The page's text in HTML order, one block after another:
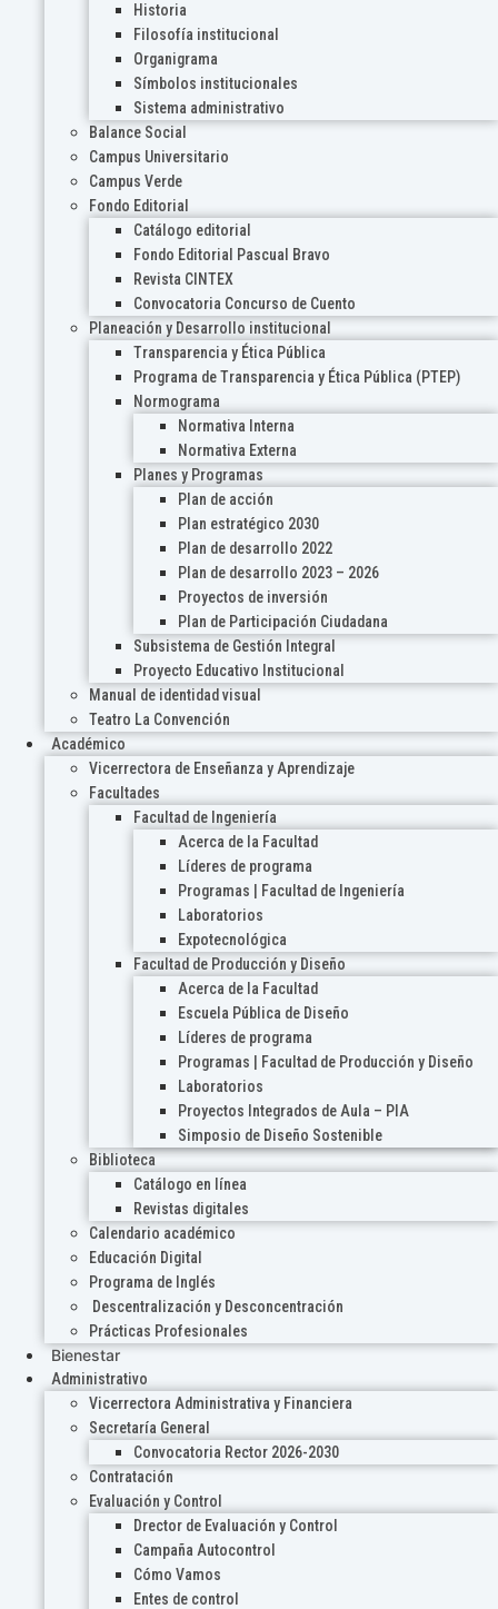
Historia
Filosofía institucional
Organigrama
Símbolos institucionales
Sistema administrativo
Balance Social
Campus Universitario
Campus Verde
Fondo Editorial
Catálogo editorial
Fondo Editorial Pascual Bravo
Revista CINTEX
Convocatoria Concurso de Cuento
Planeación y Desarrollo institucional
Transparencia y Ética Pública
Programa de Transparencia y Ética Pública (PTEP)
Normograma
Normativa Interna
Normativa Externa
Planes y Programas
Plan de acción
Plan estratégico 2030
Plan de desarrollo 2022
Plan de desarrollo 2023 – 2026
Proyectos de inversión
Plan de Participación Ciudadana
Subsistema de Gestión Integral
Proyecto Educativo Institucional
Manual de identidad visual
Teatro La Convención
Académico
Vicerrectora de Enseñanza y Aprendizaje
Facultades
Facultad de Ingeniería
Acerca de la Facultad
Líderes de programa
Programas | Facultad de Ingeniería
Laboratorios
Expotecnológica
Facultad de Producción y Diseño
Acerca de la Facultad
Escuela Pública de Diseño
Líderes de programa
Programas | Facultad de Producción y Diseño
Laboratorios
Proyectos Integrados de Aula – PIA
Simposio de Diseño Sostenible
Biblioteca
Catálogo en línea
Revistas digitales
Calendario académico
Educación Digital
Programa de Inglés
Descentralización y Desconcentración
Prácticas Profesionales
Bienestar
Administrativo
Vicerrectora Administrativa y Financiera
Secretaría General
Convocatoria Rector 2026-2030
Contratación
Evaluación y Control
Drector de Evaluación y Control
Campaña Autocontrol
Cómo Vamos
Entes de control